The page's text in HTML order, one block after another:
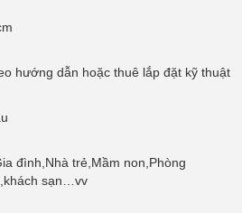
dẫn hoặc thuê lắp đặt kỹ thuật
trẻ,Mầm non,Phòng
sạn…vv